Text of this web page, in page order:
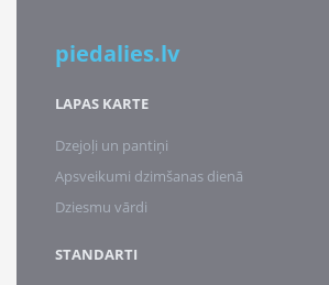
piedalies.lv
LAPAS KARTE
Dzejoļi un pantiņi
Apsveikumi dzimšanas dienā
Dziesmu vārdi
STANDARTI